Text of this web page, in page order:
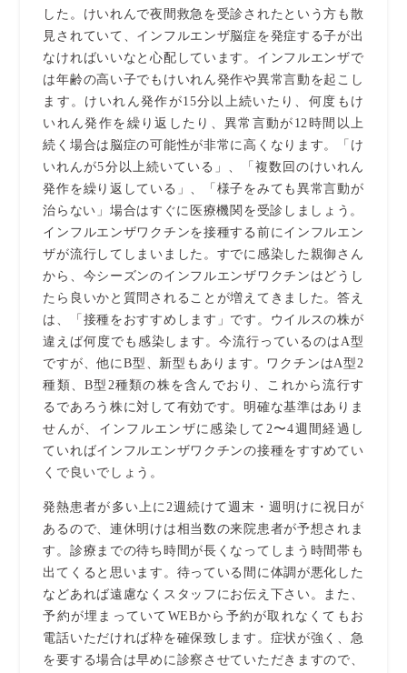
した。けいれんで夜間救急を受診されたという方も散
見されていて、インフルエンザ脳症を発症する子が出
なければいいなと心配しています。インフルエンザで
は年齢の高い子でもけいれん発作や異常言動を起こし
ます。けいれん発作が15分以上続いたり、何度もけ
いれん発作を繰り返したり、異常言動が12時間以上
続く場合は脳症の可能性が非常に高くなります。「け
いれんが5分以上続いている」、「複数回のけいれん
発作を繰り返している」、「様子をみても異常言動が
治らない」場合はすぐに医療機関を受診しましょう。
インフルエンザワクチンを接種する前にインフルエン
ザが流行してしまいました。すでに感染した親御さん
から、今シーズンのインフルエンザワクチンはどうし
たら良いかと質問されることが増えてきました。答え
は、「接種をおすすめします」です。ウイルスの株が
違えば何度でも感染します。今流行っているのはA型
ですが、他にB型、新型もあります。ワクチンはA型2
種類、B型2種類の株を含んでおり、これから流行す
るであろう株に対して有効です。明確な基準はありま
せんが、インフルエンザに感染して2〜4週間経過し
ていればインフルエンザワクチンの接種をすすめてい
くで良いでしょう。
発熱患者が多い上に2週続けて週末・週明けに祝日が
あるので、連休明けは相当数の来院患者が予想されま
す。診療までの待ち時間が長くなってしまう時間帯も
出てくると思います。待っている間に体調が悪化した
などあれば遠慮なくスタッフにお伝え下さい。また、
予約が埋まっていてWEBから予約が取れなくてもお
電話いただければ枠を確保致します。症状が強く、急
を要する場合は早めに診察させていただきますので、